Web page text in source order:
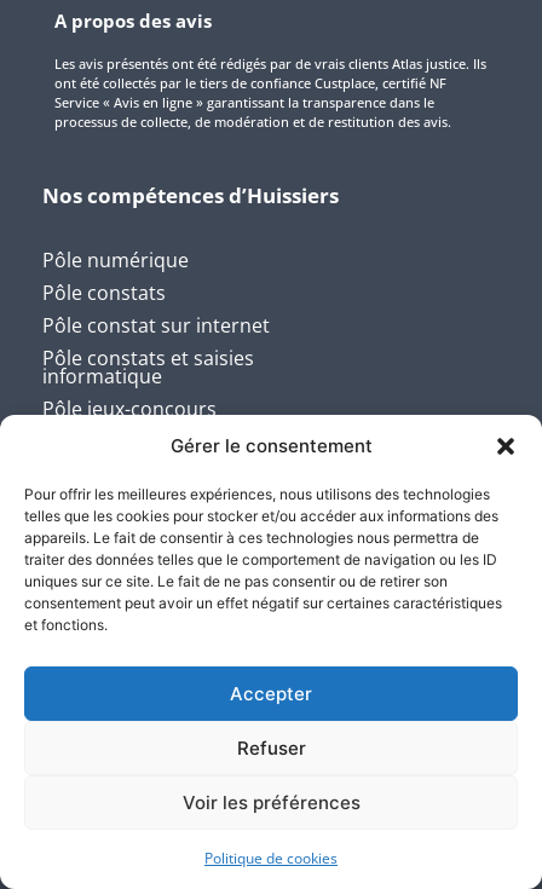
Gérer le consentement
Pour offrir les meilleures expériences, nous utilisons des technologies
telles que les cookies pour stocker et/ou accéder aux informations des
appareils. Le fait de consentir à ces technologies nous permettra de
traiter des données telles que le comportement de navigation ou les ID
uniques sur ce site. Le fait de ne pas consentir ou de retirer son
consentement peut avoir un effet négatif sur certaines caractéristiques
et fonctions.
Accepter
Refuser
Voir les préférences
Politique de cookies
A propos des avis
Les avis présentés ont été rédigés par de vrais clients Atlas justice. Ils
ont été collectés par le tiers de confiance Custplace, certifié NF
Service « Avis en ligne » garantissant la transparence dans le
processus de collecte, de modération et de restitution des avis.
Nos compétences d’Huissiers
Pôle numérique
Pôle constats
Pôle constat sur internet
Pôle constats et saisies
informatique
Pôle jeux-concours
industrielle
Pôle recouvrement amiable et
judiciaire
Pôle rédaction et signification
des actes
Pôle vente aux enchères
Permis de construire, de démolir
L’Identité numérique – ID-cert
Contactez nos Etudes